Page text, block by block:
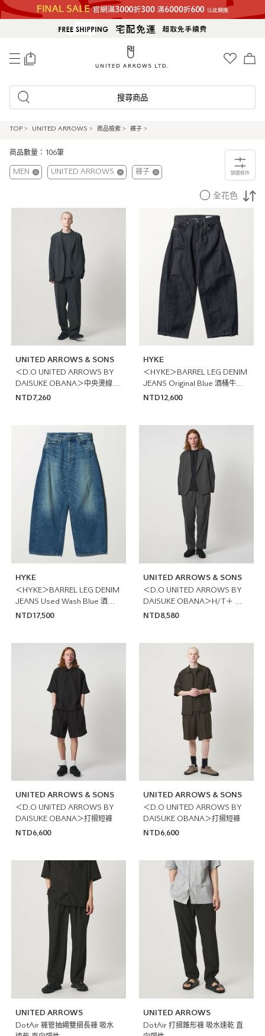
搜尋商品
TOP > UNITED ARROWS > 商品檢索 > 褲子 >
商品數量：106筆
篩選條件
MEN UNITED ARROWS 褲子
全花色
UNITED ARROWS & SONS
＜D.O UNITED ARROWS BY
DAISUKE OBANA＞中央燙線輕
便褲
NTD7,260
HYKE
＜HYKE＞BARREL LEG DENIM
JEANS Original Blue 酒桶牛仔
長褲 日本製
NTD12,600
HYKE
＜HYKE＞BARREL LEG DENIM
JEANS Used Wash Blue 酒桶
牛仔長褲 日本製
NTD17,500
UNITED ARROWS & SONS
＜D.O UNITED ARROWS BY
DAISUKE OBANA＞H/T＋ 中
央燙線長褲 日本製
NTD8,580
UNITED ARROWS & SONS
＜D.O UNITED ARROWS BY
DAISUKE OBANA＞打摺短褲
NTD6,600
UNITED ARROWS & SONS
＜D.O UNITED ARROWS BY
DAISUKE OBANA＞打摺短褲
NTD6,600
UNITED ARROWS
DotAir 褲管抽繩雙摺長褲 吸水
UNITED ARROWS
DotAir 打摺錐形褲 吸水速乾 直